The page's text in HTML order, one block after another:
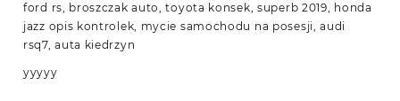
ford rs, broszczak auto, toyota konsek, superb 2019, honda
jazz opis kontrolek, mycie samochodu na posesji, audi
rsq7, auta kiedrzyn
yyyyy